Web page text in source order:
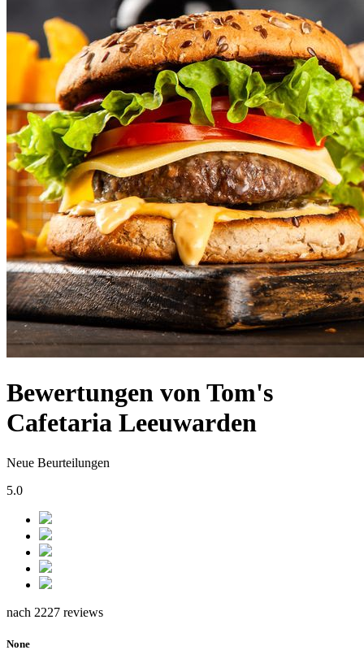
Bewertungen von Tom's
Cafetaria Leeuwarden
Neue Beurteilungen
5.0
nach 2227 reviews
None